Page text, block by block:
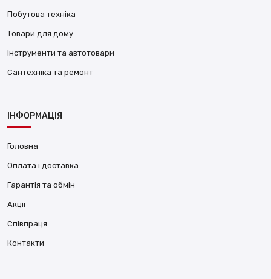
ІНФОРМАЦІЯ
Головна
Оплата і доставка
Гарантія та обмін
Акції
Співпраця
Контакти
Побутова техніка
Товари для дому
Інструменти та автотовари
Сантехніка та ремонт